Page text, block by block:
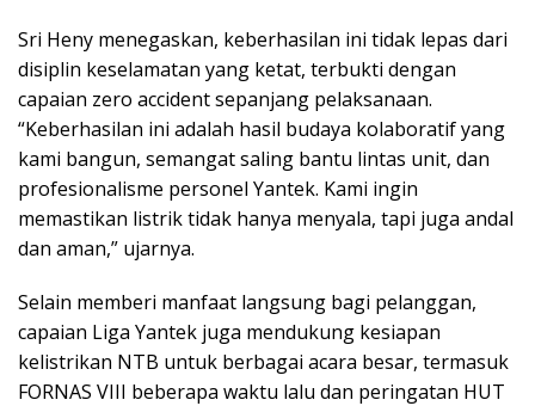
Sri Heny menegaskan, keberhasilan ini tidak lepas dari
disiplin keselamatan yang ketat, terbukti dengan
capaian zero accident sepanjang pelaksanaan.
“Keberhasilan ini adalah hasil budaya kolaboratif yang
kami bangun, semangat saling bantu lintas unit, dan
profesionalisme personel Yantek. Kami ingin
memastikan listrik tidak hanya menyala, tapi juga andal
dan aman,” ujarnya.
Selain memberi manfaat langsung bagi pelanggan,
capaian Liga Yantek juga mendukung kesiapan
kelistrikan NTB untuk berbagai acara besar, termasuk
FORNAS VIII beberapa waktu lalu dan peringatan HUT